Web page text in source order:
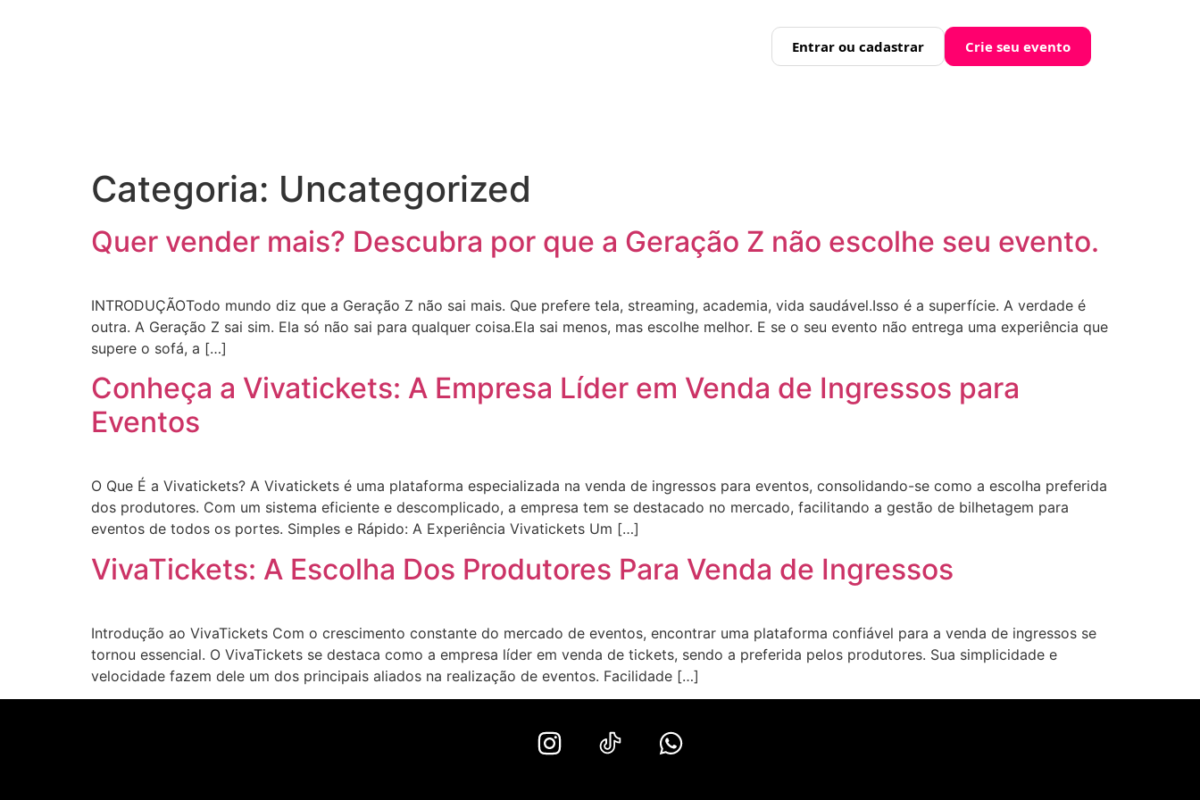
Entrar ou cadastrar Crie seu evento
Categoria: Uncategorized
Quer vender mais? Descubra por que a Geração Z não escolhe seu evento.
INTRODUÇÃOTodo mundo diz que a Geração Z não sai mais. Que prefere tela, streaming, academia, vida saudável.Isso é a superfície. A verdade é
outra. A Geração Z sai sim. Ela só não sai para qualquer coisa.Ela sai menos, mas escolhe melhor. E se o seu evento não entrega uma experiência que
supere o sofá, a […]
Conheça a Vivatickets: A Empresa Líder em Venda de Ingressos para
Eventos
O Que É a Vivatickets? A Vivatickets é uma plataforma especializada na venda de ingressos para eventos, consolidando-se como a escolha preferida
dos produtores. Com um sistema eficiente e descomplicado, a empresa tem se destacado no mercado, facilitando a gestão de bilhetagem para
eventos de todos os portes. Simples e Rápido: A Experiência Vivatickets Um […]
VivaTickets: A Escolha Dos Produtores Para Venda de Ingressos
Introdução ao VivaTickets Com o crescimento constante do mercado de eventos, encontrar uma plataforma confiável para a venda de ingressos se
tornou essencial. O VivaTickets se destaca como a empresa líder em venda de tickets, sendo a preferida pelos produtores. Sua simplicidade e
velocidade fazem dele um dos principais aliados na realização de eventos. Facilidade […]